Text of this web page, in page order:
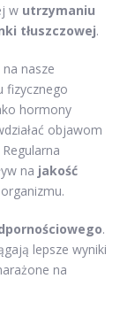
w utrzymaniu
tłuszczowej.
nasze
fizycznego
hormony
objawom
Regularna
na jakość
.
lepsze wyniki
na